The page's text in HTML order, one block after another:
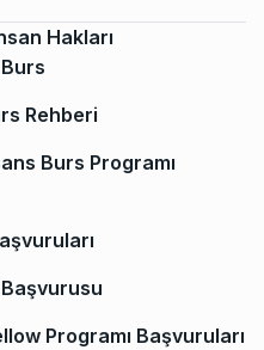
Hakları
Rehberi
Burs Programı
Başvurusu
Programı Başvuruları